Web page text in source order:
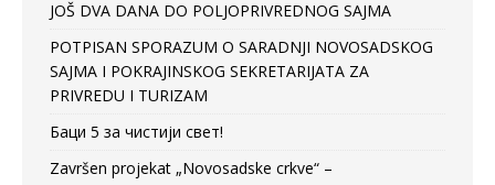
JOŠ DVA DANA DO POLJOPRIVREDNOG SAJMA
POTPISAN SPORAZUM O SARADNJI NOVOSADSKOG
SAJMA I POKRAJINSKOG SEKRETARIJATA ZA
PRIVREDU I TURIZAM
Баци 5 за чистији свет!
Završen projekat „Novosadske crkve“ –